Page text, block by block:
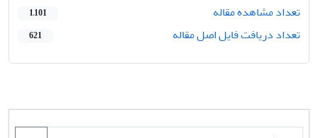
تعداد مشاهده مقاله
1,101
تعداد دریافت فایل اصل مقاله 621